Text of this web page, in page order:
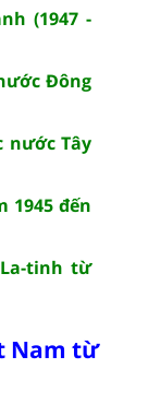
(1947 -
Đông
nước Tây
1945 đến
tinh từ
Nam từ